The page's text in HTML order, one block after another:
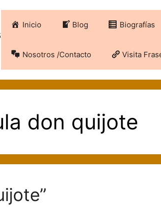
Inicio Blog Biografías
Nosotros /Contacto Visita
don quijote